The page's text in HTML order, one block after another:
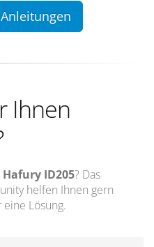
Ihnen
Hafury ID205? Das
helfen Ihnen gern
Lösung.